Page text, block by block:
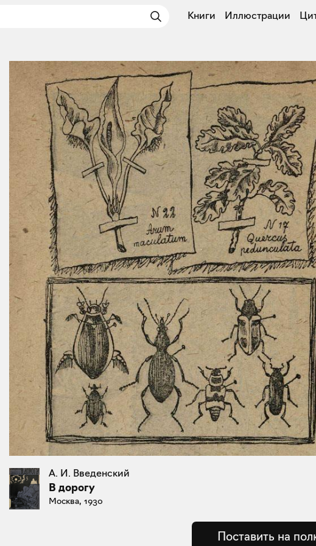
Книги Иллюстрации
А. И. Введенский
В дорогу
Москва, 1930
Поставить на